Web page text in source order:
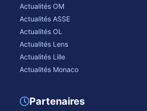
Actualités OM
Actualités ASSE
Actualités OL
Actualités Lens
Actualités Lille
Actualités Monaco
Partenaires